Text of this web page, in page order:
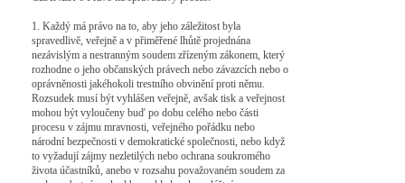
1. Každý má právo na to, aby jeho záležitost byla
spravedlivě, veřejně a v přiměřené lhůtě projednána
nezávislým a nestranným soudem zřízeným zákonem, který
rozhodne o jeho občanských právech nebo závazcích nebo o
oprávněnosti jakéhokoli trestního obvinění proti němu.
Rozsudek musí být vyhlášen veřejně, avšak tisk a veřejnost
mohou být vyloučeny buď po dobu celého nebo části
procesu v zájmu mravnosti, veřejného pořádku nebo
národní bezpečnosti v demokratické společnosti, nebo když
to vyžadují zájmy nezletilých nebo ochrana soukromého
života účastníků, anebo v rozsahu považovaném soudem za